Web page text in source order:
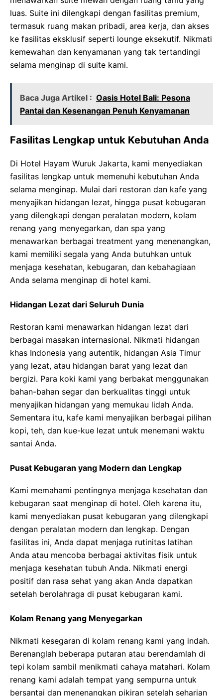
luas. Suite ini dilengkapi dengan fasilitas premium,
termasuk ruang makan pribadi, area kerja, dan akses
ke fasilitas eksklusif seperti lounge eksekutif. Nikmati
kemewahan dan kenyamanan yang tak tertandingi
selama menginap di suite kami.
Baca Juga Artikel : Oasis Hotel Bali: Pesona
Pantai dan Kesenangan Penuh Kenyamanan
Fasilitas Lengkap untuk Kebutuhan Anda
Di Hotel Hayam Wuruk Jakarta, kami menyediakan
fasilitas lengkap untuk memenuhi kebutuhan Anda
selama menginap. Mulai dari restoran dan kafe yang
menyajikan hidangan lezat, hingga pusat kebugaran
yang dilengkapi dengan peralatan modern, kolam
renang yang menyegarkan, dan spa yang
menawarkan berbagai treatment yang menenangkan,
kami memiliki segala yang Anda butuhkan untuk
menjaga kesehatan, kebugaran, dan kebahagiaan
Anda selama menginap di hotel kami.
Hidangan Lezat dari Seluruh Dunia
Restoran kami menawarkan hidangan lezat dari
berbagai masakan internasional. Nikmati hidangan
khas Indonesia yang autentik, hidangan Asia Timur
yang lezat, atau hidangan barat yang lezat dan
bergizi. Para koki kami yang berbakat menggunakan
bahan-bahan segar dan berkualitas tinggi untuk
menyajikan hidangan yang memukau lidah Anda.
Sementara itu, kafe kami menyajikan berbagai pilihan
kopi, teh, dan kue-kue lezat untuk menemani waktu
santai Anda.
Pusat Kebugaran yang Modern dan Lengkap
Kami memahami pentingnya menjaga kesehatan dan
kebugaran saat menginap di hotel. Oleh karena itu,
kami menyediakan pusat kebugaran yang dilengkapi
dengan peralatan modern dan lengkap. Dengan
fasilitas ini, Anda dapat menjaga rutinitas latihan
Anda atau mencoba berbagai aktivitas fisik untuk
menjaga kesehatan tubuh Anda. Nikmati energi
positif dan rasa sehat yang akan Anda dapatkan
setelah berolahraga di pusat kebugaran kami.
Kolam Renang yang Menyegarkan
Nikmati kesegaran di kolam renang kami yang indah.
Berenanglah beberapa putaran atau berendamlah di
tepi kolam sambil menikmati cahaya matahari. Kolam
renang kami adalah tempat yang sempurna untuk
bersantai dan menenangkan pikiran setelah seharian